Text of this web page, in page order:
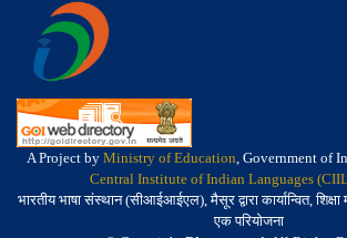
A Project by Ministry of Education, Government of
Central Institute of Indian Languages
भारतीय भाषा संस्थान (सीआईआईएल), मैसूर द्वारा कार्यान्वित,
एक परियोजना